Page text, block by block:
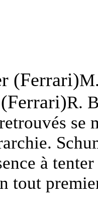
R.
se
à
tout